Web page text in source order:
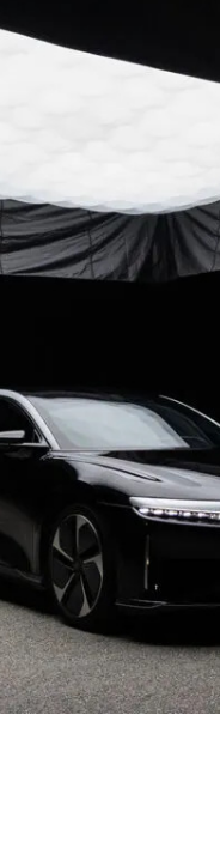
требований
IP65 от погодных
что делает
и на месте.